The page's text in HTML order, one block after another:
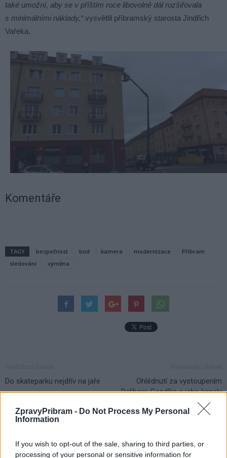
ZpravyPribram - Do Not Process My Personal
Information
If you wish to opt-out of the sale, sharing to third parties, or
processing of your personal or sensitive information for
také umožní, aby se v příštím roce libovolně dál rozšiřovala
s minimálními náklady,“ vysvětlil příbramský starosta Jindřich
Vařeka.
Komentáře
TAGY bezpečnost bod kamera modernizace
Příbram
sledování
výměna
Do skateparku nejdřív na jaře
Ohlédnutí za vystoupením
Dalibora Gondíka a jeho kapely
v Hornickém muzeu
VÍCE OD AUTORA